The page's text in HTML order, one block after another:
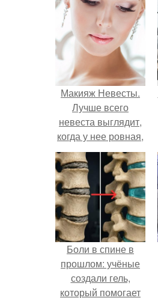
Макияж Невесты.
Лучше всего
невеста выглядит,
когда у нее ровная,
естественно
выглядящая кожа.
Боли в спине в
прошлом: учёные
создали гель,
который помогает